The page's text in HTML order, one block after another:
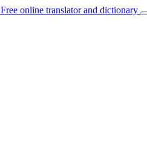
Free online translator and dictionary